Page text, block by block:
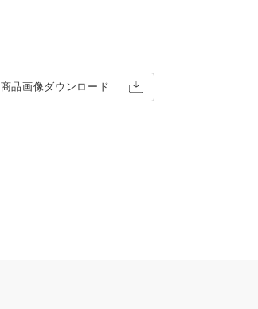
商品画像ダウンロード